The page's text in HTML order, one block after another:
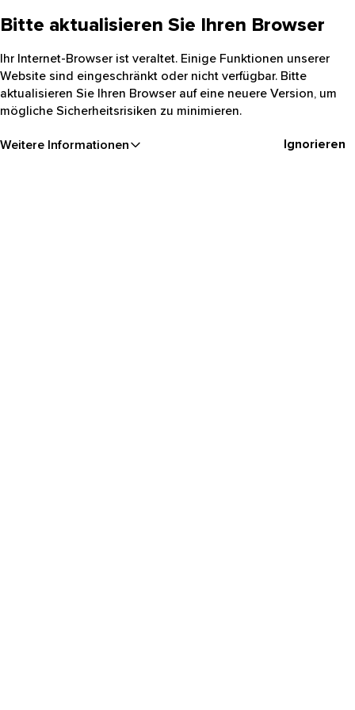
Bitte aktualisieren Sie Ihren Browser
Ihr Internet-Browser ist veraltet. Einige Funktionen unserer
Website sind eingeschränkt oder nicht verfügbar. Bitte
aktualisieren Sie Ihren Browser auf eine neuere Version, um
mögliche Sicherheitsrisiken zu minimieren.
Weitere Informationen Ignorieren